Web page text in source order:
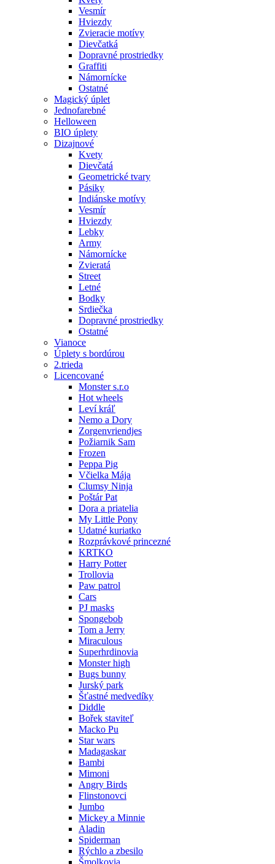
Vesmír
Hviezdy
Zvieracie motívy
Dievčatká
Dopravné prostriedky
Graffiti
Námornícke
Ostatné
Magický úplet
Jednofarebné
Helloween
BIO úplety
Dizajnové
Kvety
Dievčatá
Geometrické tvary
Pásiky
Indiánske motívy
Vesmír
Hviezdy
Lebky
Army
Námornícke
Zvieratá
Street
Letné
Bodky
Srdiečka
Dopravné prostriedky
Ostatné
Vianoce
Úplety s bordúrou
2.trieda
Licencované
Monster s.r.o
Hot wheels
Leví kráľ
Nemo a Dory
Zorgenvriendjes
Požiarnik Sam
Frozen
Peppa Pig
Včielka Mája
Clumsy Ninja
Poštár Pat
Dora a priatelia
My Little Pony
Udatné kuriatko
Rozprávkové princezné
KRTKO
Harry Potter
Trollovia
Paw patrol
Cars
PJ masks
Spongebob
Tom a Jerry
Miraculous
Superhrdinovia
Monster high
Bugs bunny
Jurský park
Šťastné medvedíky
Diddle
Bořek staviteľ
Macko Pu
Star wars
Madagaskar
Bambi
Mimoni
Angry Birds
Flinstonovci
Jumbo
Mickey a Minnie
Aladin
Spiderman
Rýchlo a zbesilo
Šmolkovia